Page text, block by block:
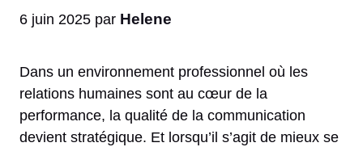
6 juin 2025 par Helene
Dans un environnement professionnel où les
relations humaines sont au cœur de la
performance, la qualité de la communication
devient stratégique. Et lorsqu’il s’agit de mieux se